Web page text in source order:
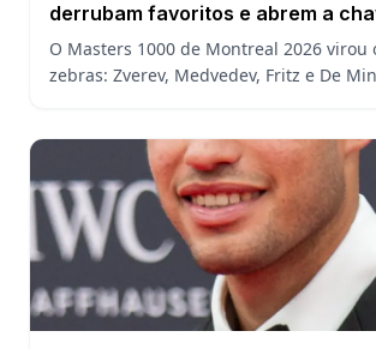
derrubam favoritos e abrem a
João Fonseca
O Masters 1000 de Montreal 2026 virou
zebras: Zverev, Medvedev, Fritz e De